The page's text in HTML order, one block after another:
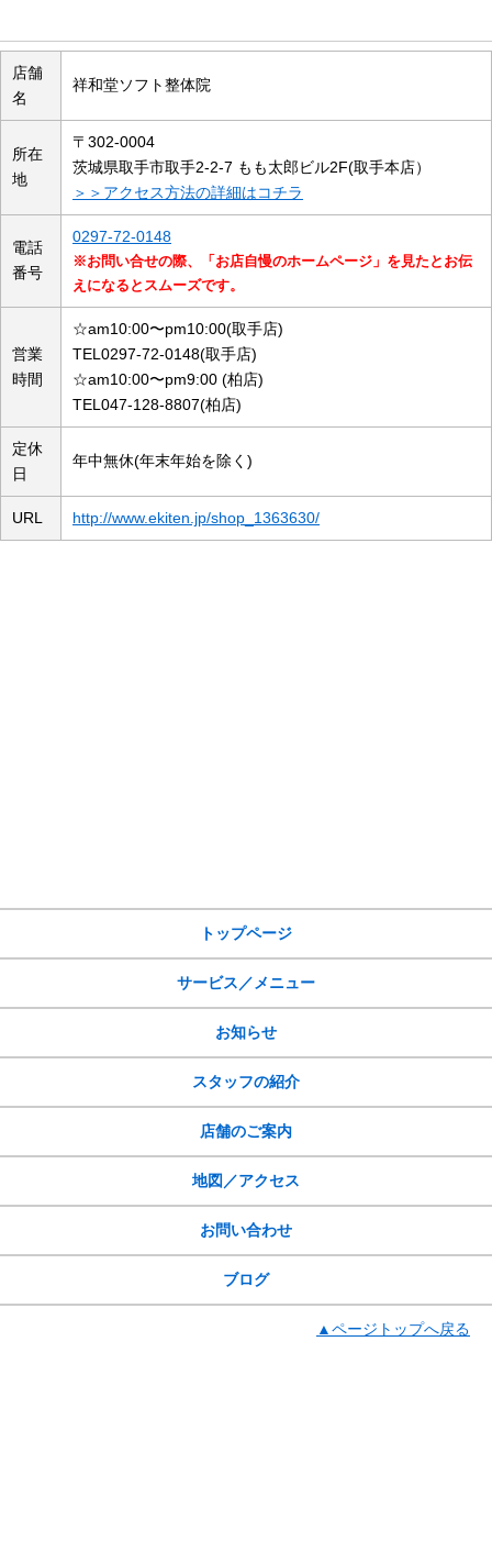
店舗
名
祥和堂ソフト整体院
所在
地
〒302-0004
茨城県取手市取手2-2-7 もも太郎ビル2F(取手本店）
＞＞アクセス方法の詳細はコチラ
電話
番号
0297-72-0148
※お問い合せの際、「お店自慢のホームページ」を見たとお伝
えになるとスムーズです。
営業
時間
☆am10:00〜pm10:00(取手店)
TEL0297-72-0148(取手店)
☆am10:00〜pm9:00 (柏店)
TEL047-128-8807(柏店)
定休
日
年中無休(年末年始を除く)
URL http://www.ekiten.jp/shop_1363630/
トップページ
サービス／メニュー
お知らせ
スタッフの紹介
店舗のご案内
地図／アクセス
お問い合わせ
ブログ
▲ページトップへ戻る